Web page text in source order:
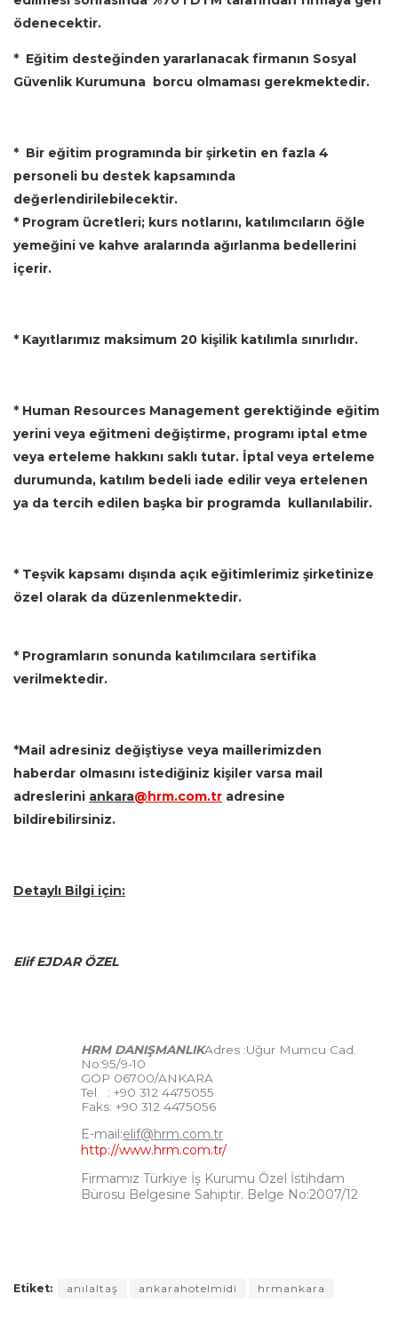
ödenecektir.
* Eğitim desteğinden yararlanacak firmanın Sosyal
Güvenlik Kurumuna borcu olmaması gerekmektedir.
* Bir eğitim programında bir şirketin en fazla 4
personeli bu destek kapsamında
değerlendirilebilecektir.
* Program ücretleri; kurs notlarını, katılımcıların öğle
yemeğini ve kahve aralarında ağırlanma bedellerini
içerir.
* Kayıtlarımız maksimum 20 kişilik katılımla sınırlıdır.
* Human Resources Management gerektiğinde eğitim
yerini veya eğitmeni değiştirme, programı iptal etme
veya erteleme hakkını saklı tutar. İptal veya erteleme
durumunda, katılım bedeli iade edilir veya ertelenen
ya da tercih edilen başka bir programda kullanılabilir.
* Teşvik kapsamı dışında açık eğitimlerimiz şirketinize
özel olarak da düzenlenmektedir.
* Programların sonunda katılımcılara sertifika
verilmektedir.
*Mail adresiniz değiştiyse veya maillerimizden
haberdar olmasını istediğiniz kişiler varsa mail
adreslerini ankara@hrm.com.tr adresine
bildirebilirsiniz.
Detaylı Bilgi için:
Elif EJDAR ÖZEL
HRM DANIŞMANLIKAdres :Uğur Mumcu Cad.
No:95/9-10
GOP 06700/ANKARA
Tel : +90 312 4475055
Faks: +90 312 4475056
E-mail:elif@hrm.com.tr
http://www.hrm.com.tr/
Firmamız Türkiye İş Kurumu Özel İstihdam
Bürosu Belgesine Sahiptir. Belge No:2007/12
Etiket: anılaltaş ankarahotelmidi hrmankara